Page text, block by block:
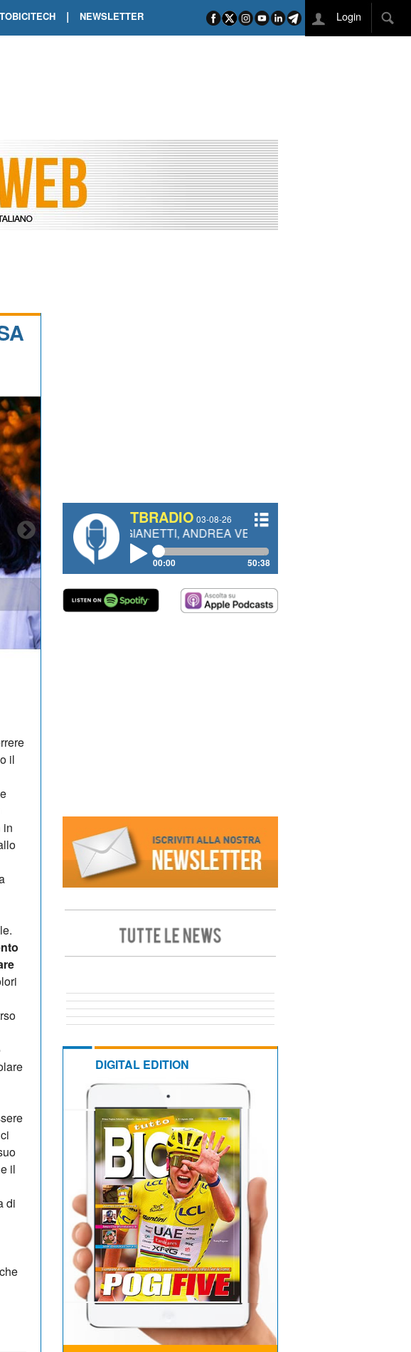
ORCIERES-MERLETTE INCORONA CARAPAZ
A VOIRON TRIONFO DI PHILIPSEN SU SCHMID E KOOIJ
| NEWSLETTER Login
il
in
il
di
TBRADIO 03-08-26
GIANETTI, ANDREA VENDRAME, FILIPPO FIORELLI
00:00 50:38
DIGITAL EDITION